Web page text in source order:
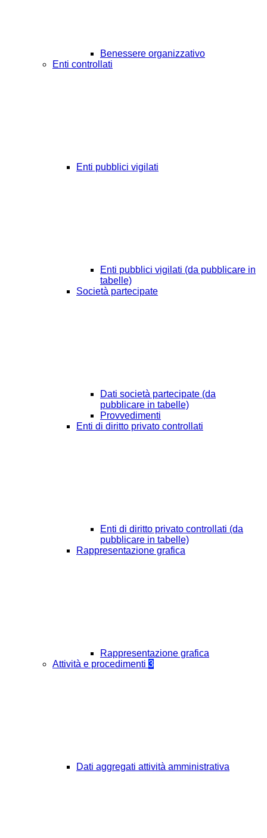
Benessere organizzativo
Enti controllati
Enti pubblici vigilati
Enti pubblici vigilati (da pubblicare in
tabelle)
Società partecipate
Dati società partecipate (da
pubblicare in tabelle)
Provvedimenti
Enti di diritto privato controllati
Enti di diritto privato controllati (da
pubblicare in tabelle)
Rappresentazione grafica
Rappresentazione grafica
Attività e procedimenti 3
Dati aggregati attività amministrativa